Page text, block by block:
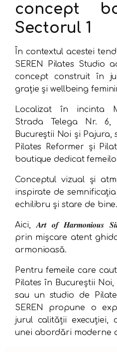
concept
Sectorul 1
În contextul acestei
SEREN Pilates Studio
concept construit în
grație și wellbeing
Localizat în incinta
Strada Telega Nr.
Bucureștii Noi și
Pilates Reformer și
boutique dedicat
Conceptul vizual și
inspirate de
echilibru și stare de bine.
Aici, 𝑨𝒓𝒕 𝒐𝒇 𝑯𝒂𝒓𝒎𝒐𝒏𝒊𝒐𝒖𝒔
prin mișcare atent
armonioasă.
Pentru femeile care
Pilates în Bucureștii
sau un studio de
SEREN propune o
jurul calității execuției,
unei abordări moderne